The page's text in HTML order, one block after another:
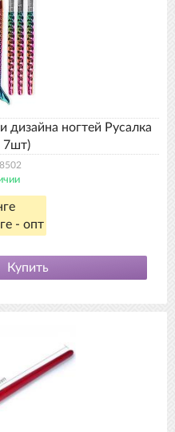
дизайна ногтей Русалка
7шт)
- опт
Купить